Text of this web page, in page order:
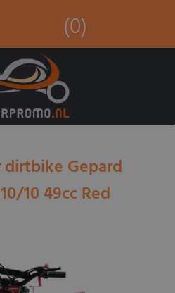
(0)
dirtbike Gepard
10 49cc Red